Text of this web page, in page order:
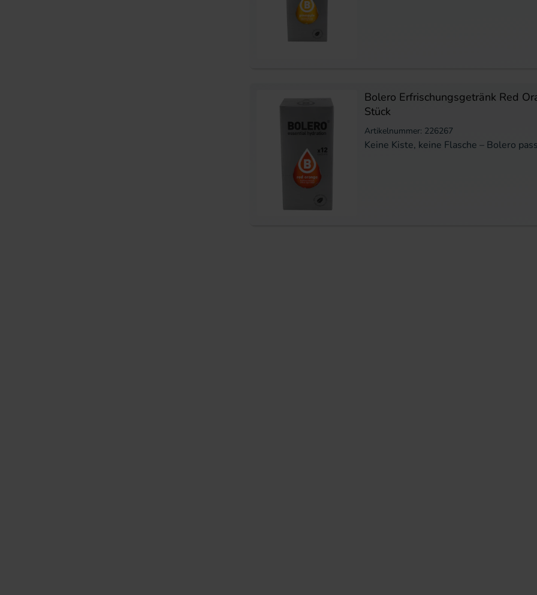
Bolero Erfrischungsgetränk Red
Stück
Artikelnummer: 226267
Keine Kiste, keine Flasche – Bolero